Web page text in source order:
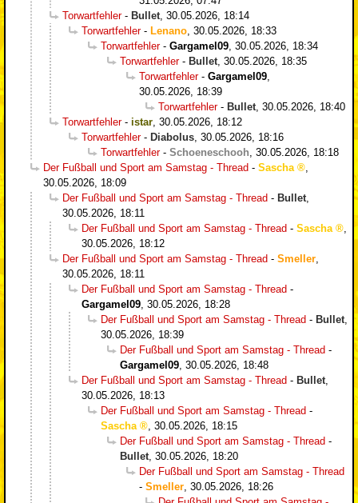
Torwartfehler- Bullet 30.05.2026, 18:14
Torwartfehler- Lenano 30.05.2026, 18:33
Torwartfehler- Gargamel09 30.05.2026, 18:34
Torwartfehler- Bullet 30.05.2026, 18:35
Torwartfehler- Gargamel09
30.05.2026, 18:39
Torwartfehler- Bullet 30.05.2026, 18:40
Torwartfehler- istar 30.05.2026, 18:12
Torwartfehler- Diabolus 30.05.2026, 18:16
Torwartfehler- Schoeneschooh 30.05.2026, 18:18
Der Fußball und Sport am Samstag - Thread - Sascha
30.05.2026, 18:09
Der Fußball und Sport am Samstag - Thread - Bullet
30.05.2026, 18:11
Der Fußball und Sport am Samstag - Thread - Sascha
30.05.2026, 18:12
Der Fußball und Sport am Samstag - Thread - Smeller
30.05.2026, 18:11
Der Fußball und Sport am Samstag - Thread -
Gargamel09 30.05.2026, 18:28
Der Fußball und Sport am Samstag - Thread - Bullet
30.05.2026, 18:39
Der Fußball und Sport am Samstag - Thread -
Gargamel09 30.05.2026, 18:48
Der Fußball und Sport am Samstag - Thread - Bullet
30.05.2026, 18:13
Der Fußball und Sport am Samstag - Thread -
Sascha
30.05.2026, 18:15
Der Fußball und Sport am Samstag - Thread -
Bullet 30.05.2026, 18:20
Der Fußball und Sport am Samstag - Thread
- Smeller 30.05.2026, 18:26